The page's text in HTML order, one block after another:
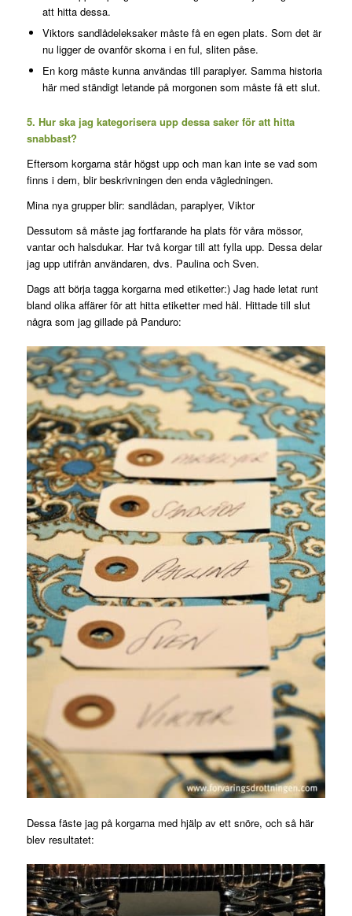
att hitta dessa.
Viktors sandlådeleksaker måste få en egen plats. Som det är
nu ligger de ovanför skorna i en ful, sliten påse.
En korg måste kunna användas till paraplyer. Samma historia
här med ständigt letande på morgonen som måste få ett slut.
5. Hur ska jag kategorisera upp dessa saker för att hitta
snabbast?
Eftersom korgarna står högst upp och man kan inte se vad som
finns i dem, blir beskrivningen den enda vägledningen.
Mina nya grupper blir: sandlådan, paraplyer, Viktor
Dessutom så måste jag fortfarande ha plats för våra mössor,
vantar och halsdukar. Har två korgar till att fylla upp. Dessa delar
jag upp utifrån användaren, dvs. Paulina och Sven.
Dags att börja tagga korgarna med etiketter:) Jag hade letat runt
bland olika affärer för att hitta etiketter med hål. Hittade till slut
några som jag gillade på Panduro:
Dessa fäste jag på korgarna med hjälp av ett snöre, och så här
blev resultatet: